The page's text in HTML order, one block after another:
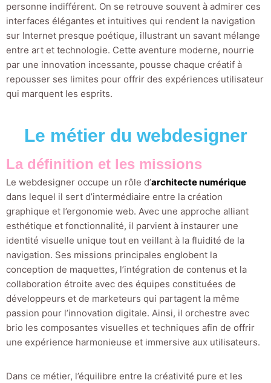
personne indifférent. On se retrouve souvent à admirer ces
interfaces élégantes et intuitives qui rendent la navigation
sur Internet presque poétique, illustrant un savant mélange
entre art et technologie. Cette aventure moderne, nourrie
par une innovation incessante, pousse chaque créatif à
repousser ses limites pour offrir des expériences utilisateur
qui marquent les esprits.
Le métier du webdesigner
La définition et les missions
Le webdesigner occupe un rôle d’architecte numérique
dans lequel il sert d’intermédiaire entre la création
graphique et l’ergonomie web. Avec une approche alliant
esthétique et fonctionnalité, il parvient à instaurer une
identité visuelle unique tout en veillant à la fluidité de la
navigation. Ses missions principales englobent la
conception de maquettes, l’intégration de contenus et la
collaboration étroite avec des équipes constituées de
développeurs et de marketeurs qui partagent la même
passion pour l’innovation digitale. Ainsi, il orchestre avec
brio les composantes visuelles et techniques afin de offrir
une expérience harmonieuse et immersive aux utilisateurs.
Dans ce métier, l’équilibre entre la créativité pure et les